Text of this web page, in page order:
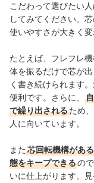
こだわって選びたい
してみてください。
使いやすさが大きく変
たとえば、フレフレ
体を振るだけで芯が
く書き続けられます
便利です。さらに、
で繰り出されるため
人に向いています。
また 芯回転機構があ
態をキープできるの
いに仕上がります。